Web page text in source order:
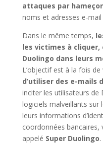
attaques par
noms et adresses e-
Dans le même temps,
les victimes à
Duolingo dans leurs
L’objectif est à la fois de
d’utiliser des e-mails
inciter les utilisateurs de
logiciels malveillants sur
leurs informations
coordonnées bancaires,
appelé Super Duolingo.